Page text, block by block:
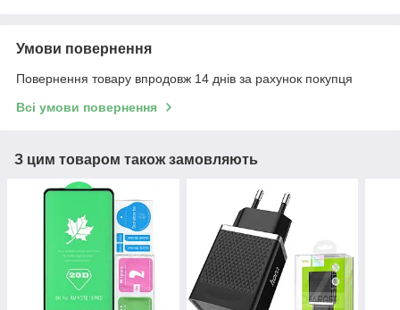
Умови повернення
Повернення товару впродовж 14 днів за рахунок покупця
Всі умови повернення
З цим товаром також замовляють